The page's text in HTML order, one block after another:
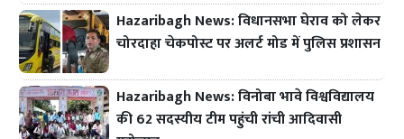
Hazaribagh News: विधानसभा घेराव को लेकर
चोरदाहा चेकपोस्ट पर अलर्ट मोड में पुलिस प्रशासन
Hazaribagh News: विनोबा भावे विश्वविद्यालय
की 62 सदस्यीय टीम पहुंची रांची आदिवासी